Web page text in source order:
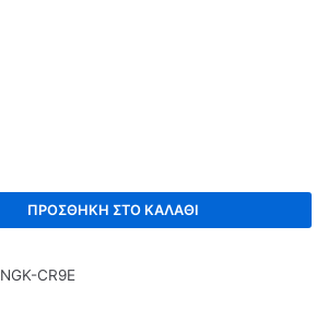
ΠΡΟΣΘΉΚΗ ΣΤΟ ΚΑΛΆΘΙ
NGK-CR9E